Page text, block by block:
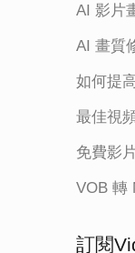
AI 影片
AI 畫質
如何提
最佳視
免費影
VOB 轉
訂閱